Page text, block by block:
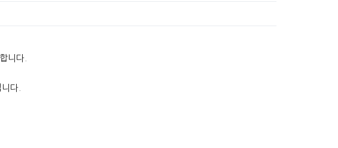
니다.
다.